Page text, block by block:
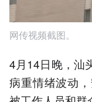
网传视频截图。
4月14日晚，汕
病重情绪波动